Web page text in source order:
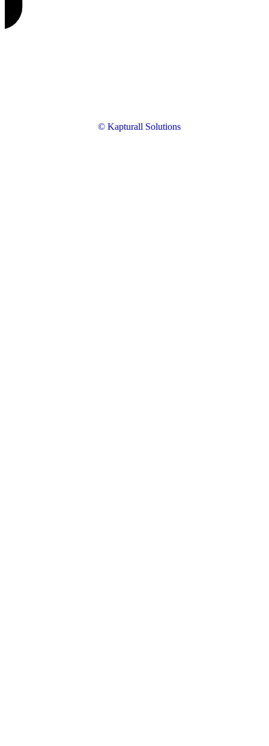
© Kapturall Solutions